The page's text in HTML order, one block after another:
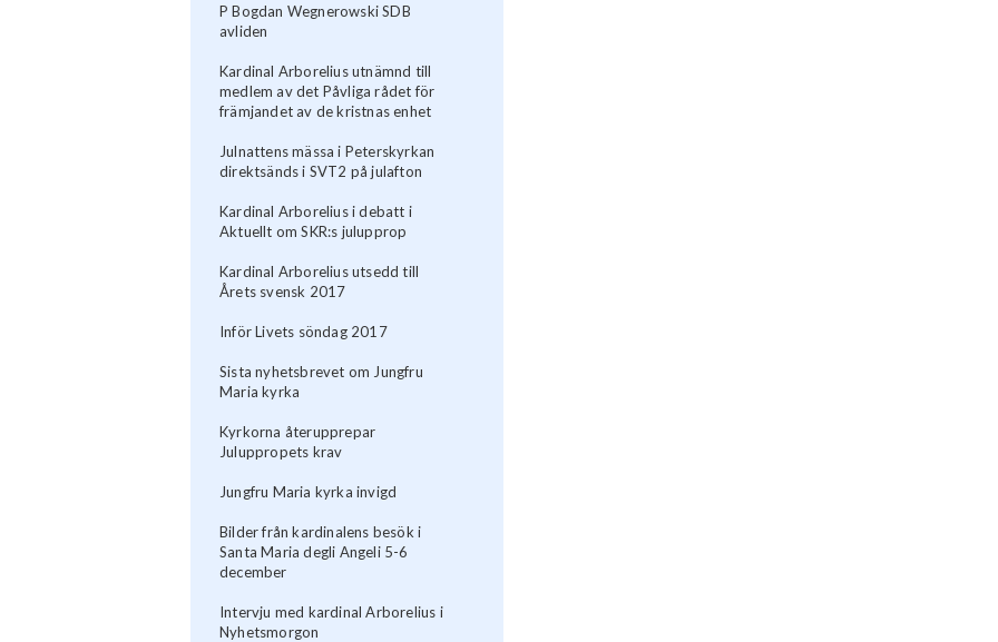
P Bogdan Wegnerowski SDB
avliden
Kardinal Arborelius utnämnd till
medlem av det Påvliga rådet för
främjandet av de kristnas enhet
Julnattens mässa i Peterskyrkan
direktsänds i SVT2 på julafton
Kardinal Arborelius i debatt i
Aktuellt om SKR:s julupprop
Kardinal Arborelius utsedd till
Årets svensk 2017
Inför Livets söndag 2017
Sista nyhetsbrevet om Jungfru
Maria kyrka
​Kyrkorna återupprepar
Juluppropets krav
Jungfru Maria kyrka invigd
Bilder från kardinalens besök i
Santa Maria degli Angeli 5-6
december
Intervju med kardinal Arborelius i
Nyhetsmorgon